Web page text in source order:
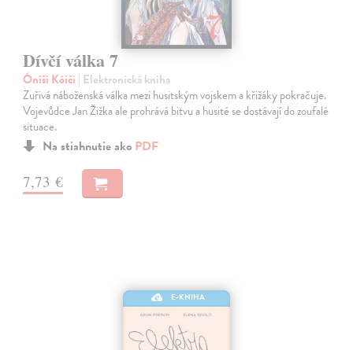
Dívčí válka 7
Óniši Kóiči | Elektronická kniha
Zuřivá náboženská válka mezi husitským vojskem a křižáky pokračuje.
Vojevůdce Jan Žižka ale prohrává bitvu a husité se dostávají do zoufalé
situace.
Na stiahnutie ako PDF
7,73 €
E-KNIHA